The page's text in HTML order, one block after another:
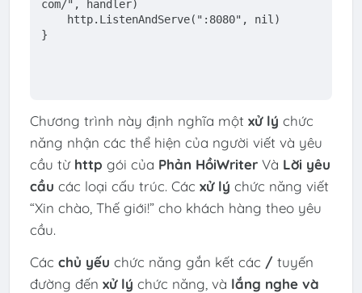
com/" , handler)
http.ListenAndServe( ":8080" , nil )
}
Chương trình này định nghĩa một xử lý chức
năng nhận các thể hiện của người viết và yêu
cầu từ http gói của Phản HồiWriterVà Lời yêu
cầu các loại cấu trúc. Các xử lý chức năng viết
“Xin chào, Thế giới!” cho khách hàng theo yêu
cầu.
Các chủ yếu chức năng gắn kết các / tuyến
đường đến xử lý chức năng, và lắng nghe và